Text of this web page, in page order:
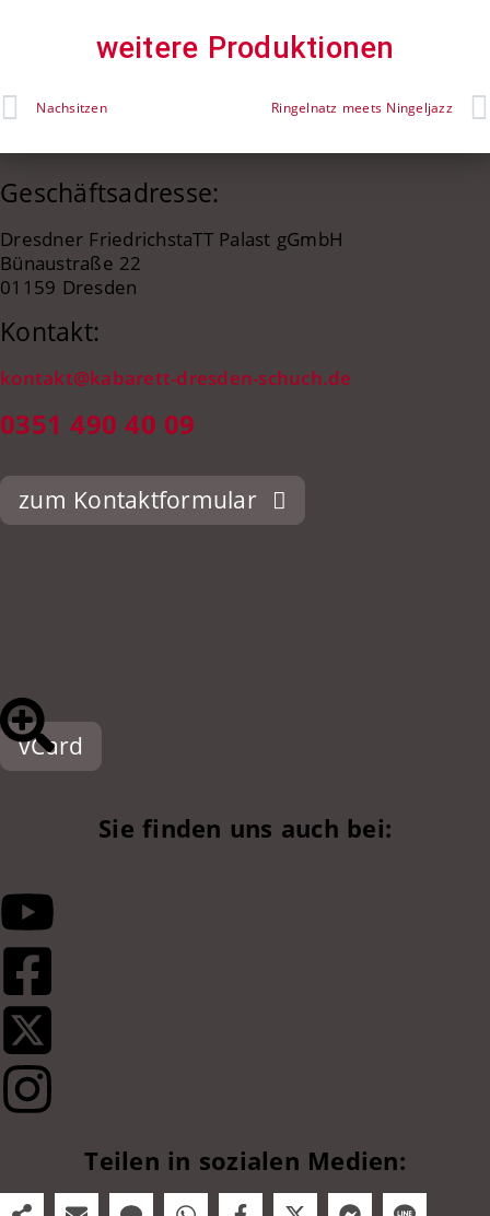
weitere Produktionen
Nachsitzen Ringelnatz meets Ningeljazz
Geschäftsadresse:
Dresdner FriedrichstaTT Palast gGmbH
Bünaustraße 22
01159 Dresden
Kontakt:
kontakt@kabarett-dresden-schuch.de
0351 490 40 09
zum Kontaktformular
vCard
Sie finden uns auch bei:
Teilen in sozialen Medien: